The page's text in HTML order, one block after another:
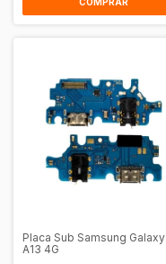
Placa Sub Samsung Galaxy
A13 4G